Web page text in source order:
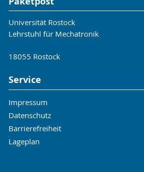
Universität Rostock
Lehrstuhl für Mechatronik
18055 Rostock
Service
Impressum
Datenschutz
Barrierefreiheit
Lageplan